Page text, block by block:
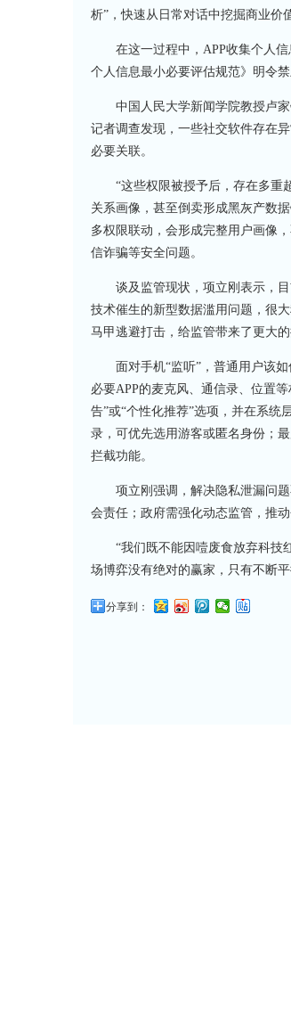
析”，快速从日常对话中挖掘商业价
在这一过程中，APP收集个人
个人信息最小必要评估规范》明令
中国人民大学新闻学院教授卢
记者调查发现，一些社交软件存在
必要关联。
“这些权限被授予后，存在多重
关系画像，甚至倒卖形成黑灰产数
多权限联动，会形成完整用户画像
信诈骗等安全问题。
谈及监管现状，项立刚表示，
技术催生的新型数据滥用问题，很
马甲逃避打击，给监管带来了更大的
面对手机“监听”，普通用户该
必要APP的麦克风、通信录、位置
告”或“个性化推荐”选项，并在系
录，可优先选用游客或匿名身份；
拦截功能。
项立刚强调，解决隐私泄漏问
会责任；政府需强化动态监管，推
“我们既不能因噎废食放弃科技
场博弈没有绝对的赢家，只有不断平
分享到：